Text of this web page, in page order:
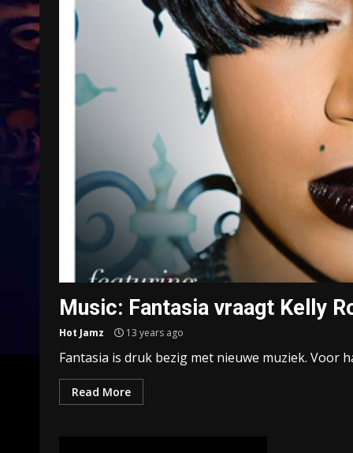
Music: Fantasia vraagt Kelly
Hot Jamz 13 years ago
Fantasia is druk bezig met nieuwe muziek. Voor
Read More